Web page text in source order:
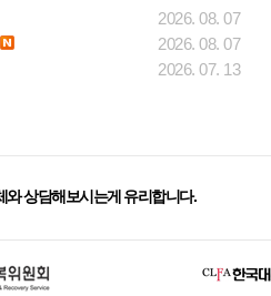
2026. 08. 07
2026. 08. 07
2026. 07. 13
와 상담해보시는게 유리합니다.